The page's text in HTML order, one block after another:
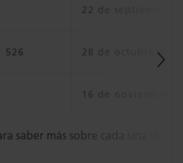
22 de septiembre
526 28 de octubre de
16 de noviembre
saber más sobre cada una de